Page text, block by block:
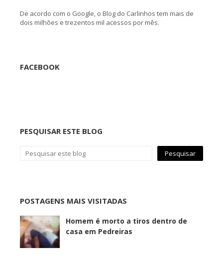
De acordo com o Google, o Blog do Carlinhos tem mais de
dois milhões e trezentos mil acessos por mês.
FACEBOOK
PESQUISAR ESTE BLOG
POSTAGENS MAIS VISITADAS
Homem é morto a tiros dentro de
casa em Pedreiras